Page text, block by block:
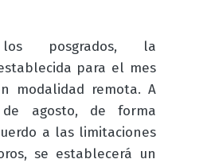
posgrados, la
para el mes
modalidad remota. A
agosto, de forma
a las limitaciones
se establecerá un